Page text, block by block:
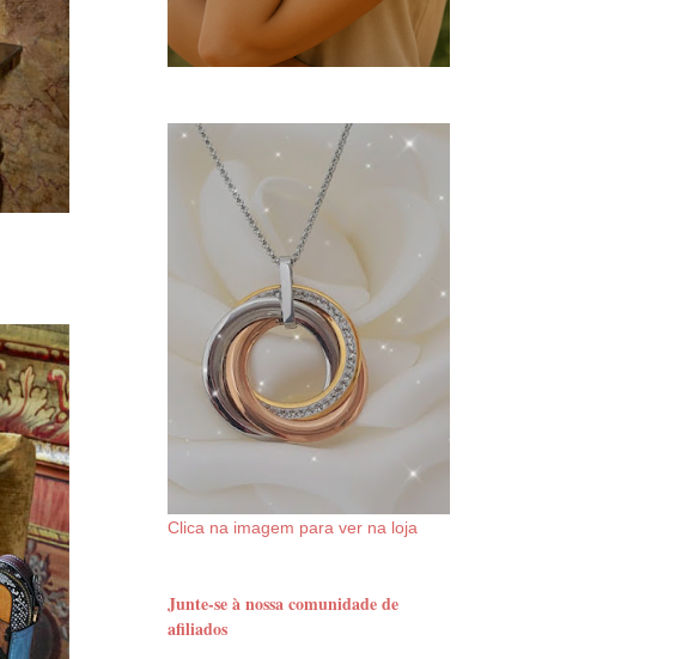
Clica na imagem para ver na loja
Junte-se à nossa comunidade de
afiliados